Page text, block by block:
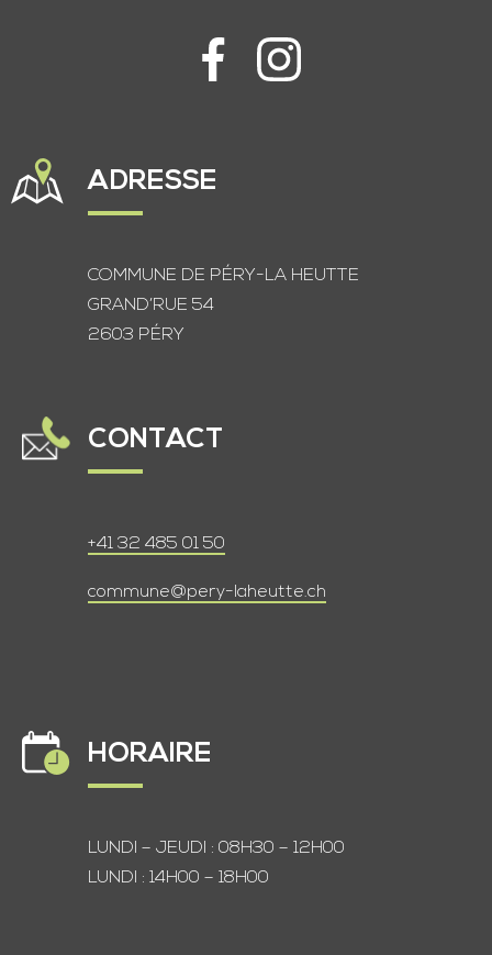
ADRESSE
COMMUNE DE PÉRY-LA HEUTTE
GRAND’RUE 54
2603 PÉRY
CONTACT
+41 32 485 01 50
commune@pery-laheutte.ch
HORAIRE
LUNDI – JEUDI : 08H30 – 12H00
LUNDI : 14H00 – 18H00